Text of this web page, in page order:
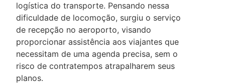
logística do transporte. Pensando nessa
dificuldade de locomoção, surgiu o serviço
de recepção no aeroporto, visando
proporcionar assistência aos viajantes que
necessitam de uma agenda precisa, sem o
risco de contratempos atrapalharem seus
planos.